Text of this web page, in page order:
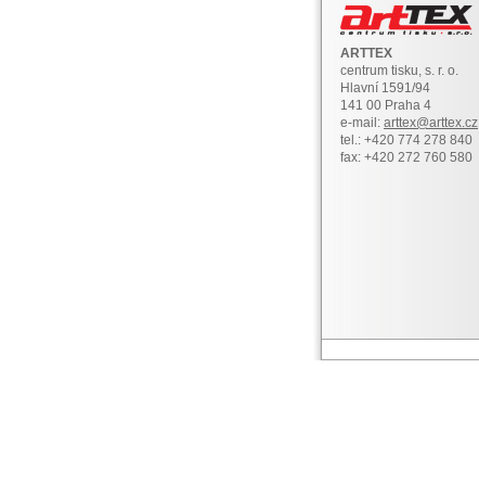
ARTTEX
centrum tisku, s. r. o.
Hlavní 1591/94
141 00 Praha 4
e-mail: arttex@arttex.cz
tel.: +420 774 278 840
fax: +420 272 760 580